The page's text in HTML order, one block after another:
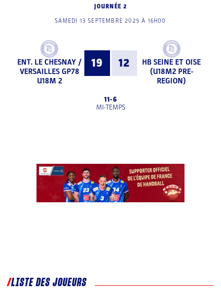
JOURNÉE 2
SAMEDI 13 SEPTEMBRE 2025 À 16H00
ENT. LE CHESNAY /
VERSAILLES GP78
U18M 2
19 12
HB SEINE ET OISE
(U18M2 PRE-
REGION)
11-6
MI-TEMPS
LISTE DES JOUEURS